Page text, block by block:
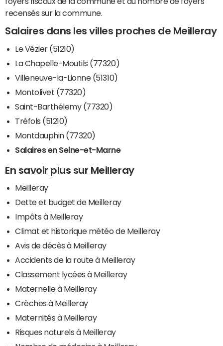
recensés sur la commune.
Salaires dans les villes proches de Meilleray
Le Vézier (51210)
La Chapelle-Moutils (77320)
Villeneuve-la-Lionne (51310)
Montolivet (77320)
Saint-Barthélemy (77320)
Tréfols (51210)
Montdauphin (77320)
Salaires en Seine-et-Marne
En savoir plus sur Meilleray
Meilleray
Dette et budget de Meilleray
Impôts à Meilleray
Climat et historique météo de Meilleray
Avis de décès à Meilleray
Accidents de la route à Meilleray
Classement lycées à Meilleray
Maternelle à Meilleray
Crèches à Meilleray
Maternités à Meilleray
Risques naturels à Meilleray